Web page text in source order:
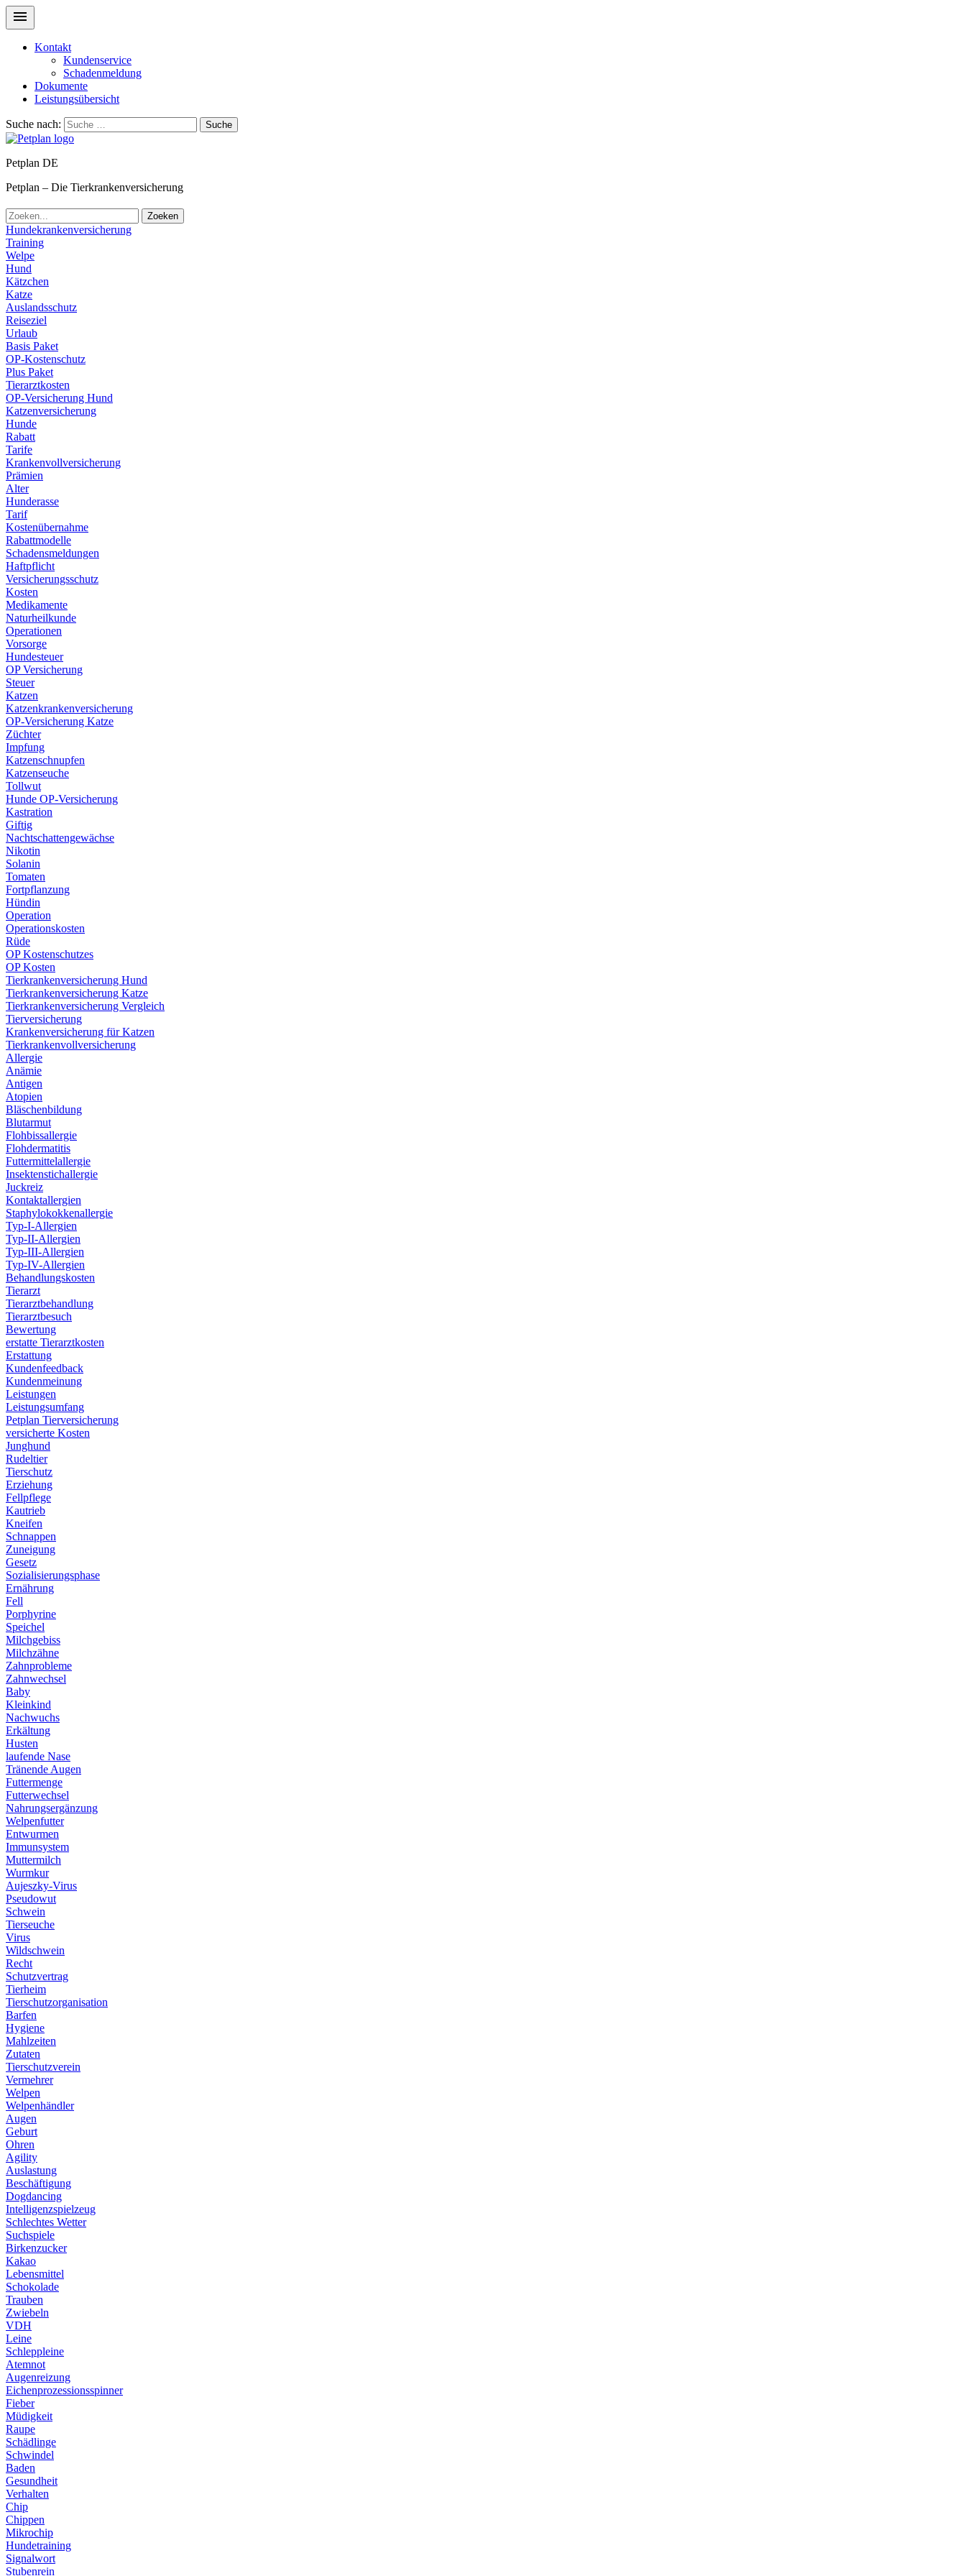
Kontakt
Kundenservice
Schadenmeldung
Dokumente
Leistungsübersicht
Suche nach: Suche
Petplan DE
Petplan – Die Tierkrankenversicherung
Zoeken
Hundekrankenversicherung
Training
Welpe
Hund
Kätzchen
Katze
Auslandsschutz
Reiseziel
Urlaub
Basis Paket
OP-Kostenschutz
Plus Paket
Tierarztkosten
OP-Versicherung Hund
Katzenversicherung
Hunde
Rabatt
Tarife
Krankenvollversicherung
Prämien
Alter
Hunderasse
Tarif
Kostenübernahme
Rabattmodelle
Schadensmeldungen
Haftpflicht
Versicherungsschutz
Kosten
Medikamente
Naturheilkunde
Operationen
Vorsorge
Hundesteuer
OP Versicherung
Steuer
Katzen
Katzenkrankenversicherung
OP-Versicherung Katze
Züchter
Impfung
Katzenschnupfen
Katzenseuche
Tollwut
Hunde OP-Versicherung
Kastration
Giftig
Nachtschattengewächse
Nikotin
Solanin
Tomaten
Fortpflanzung
Hündin
Operation
Operationskosten
Rüde
OP Kostenschutzes
OP Kosten
Tierkrankenversicherung Hund
Tierkrankenversicherung Katze
Tierkrankenversicherung Vergleich
Tierversicherung
Krankenversicherung für Katzen
Tierkrankenvollversicherung
Allergie
Anämie
Antigen
Atopien
Bläschenbildung
Blutarmut
Flohbissallergie
Flohdermatitis
Futtermittelallergie
Insektenstichallergie
Juckreiz
Kontaktallergien
Staphylokokkenallergie
Typ-I-Allergien
Typ-II-Allergien
Typ-III-Allergien
Typ-IV-Allergien
Behandlungskosten
Tierarzt
Tierarztbehandlung
Tierarztbesuch
Bewertung
erstatte Tierarztkosten
Erstattung
Kundenfeedback
Kundenmeinung
Leistungen
Leistungsumfang
Petplan Tierversicherung
versicherte Kosten
Junghund
Rudeltier
Tierschutz
Erziehung
Fellpflege
Kautrieb
Kneifen
Schnappen
Zuneigung
Gesetz
Sozialisierungsphase
Ernährung
Fell
Porphyrine
Speichel
Milchgebiss
Milchzähne
Zahnprobleme
Zahnwechsel
Baby
Kleinkind
Nachwuchs
Erkältung
Husten
laufende Nase
Tränende Augen
Futtermenge
Futterwechsel
Nahrungsergänzung
Welpenfutter
Entwurmen
Immunsystem
Muttermilch
Wurmkur
Aujeszky-Virus
Pseudowut
Schwein
Tierseuche
Virus
Wildschwein
Recht
Schutzvertrag
Tierheim
Tierschutzorganisation
Barfen
Hygiene
Mahlzeiten
Zutaten
Tierschutzverein
Vermehrer
Welpen
Welpenhändler
Augen
Geburt
Ohren
Agility
Auslastung
Beschäftigung
Dogdancing
Intelligenzspielzeug
Schlechtes Wetter
Suchspiele
Birkenzucker
Kakao
Lebensmittel
Schokolade
Trauben
Zwiebeln
VDH
Leine
Schleppleine
Atemnot
Augenreizung
Eichenprozessionsspinner
Fieber
Müdigkeit
Raupe
Schädlinge
Schwindel
Baden
Gesundheit
Verhalten
Chip
Chippen
Mikrochip
Hundetraining
Signalwort
Stubenrein